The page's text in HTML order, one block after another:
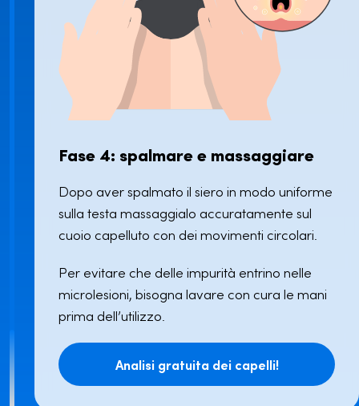
Fase 4: spalmare e massaggiare
Dopo aver spalmato il siero in modo uniforme
sulla testa massaggialo accuratamente sul
cuoio capelluto con dei movimenti circolari.
Per evitare che delle impurità entrino nelle
microlesioni, bisogna lavare con cura le mani
prima dell’utilizzo.
Analisi gratuita dei capelli!